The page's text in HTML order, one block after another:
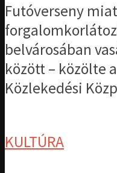
Futóverseny
belvárosában
között – közölte
Közlekedési
KULTÚRA